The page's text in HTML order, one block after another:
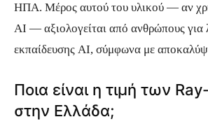
ΗΠΑ. Μέρος αυτού του υλικού — αν
AI — αξιολογείται από ανθρώπους για
εκπαίδευσης AI, σύμφωνα με
Ποια είναι η τιμή των
στην Ελλάδα;